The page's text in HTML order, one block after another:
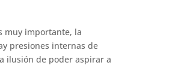
muy importante, la
presiones internas de
ilusión de poder aspirar a